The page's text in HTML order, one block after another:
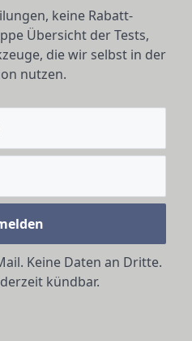
keine Rabatt-
Übersicht der Tests,
die wir selbst in der
nutzen.
Keine Daten an Dritte.
kündbar.